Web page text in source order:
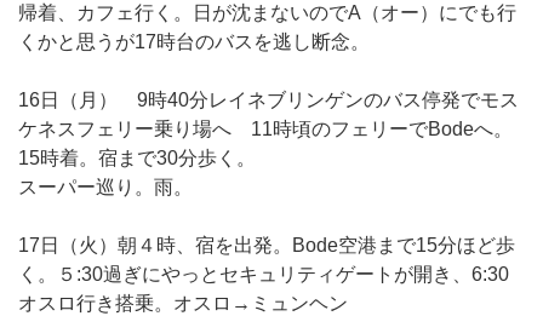
帰着、カフェ行く。日が沈まないのでA（オー）にでも行
くかと思うが17時台のバスを逃し断念。
16日（月） 9時40分レイネブリンゲンのバス停発でモス
ケネスフェリー乗り場へ 11時頃のフェリーでBodeへ。
15時着。宿まで30分歩く。
スーパー巡り。雨。
17日（火）朝４時、宿を出発。Bode空港まで15分ほど歩
く。５:30過ぎにやっとセキュリティゲートが開き、6:30
オスロ行き搭乗。オスロ→ミュンヘン